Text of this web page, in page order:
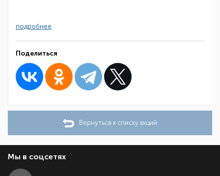
подробнее
Поделиться
Вернуться к списку акций
Мы в соцсетях